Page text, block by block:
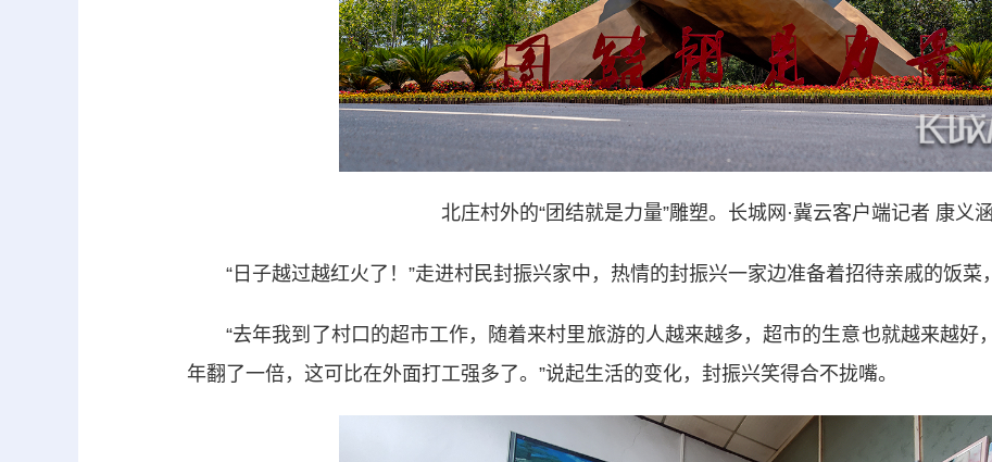
北庄村外的“团结就是力量”雕塑。长城网·冀云客户端记者 康义
“日子越过越红火了！”走进村民封振兴家中，热情的封振兴一家边准备着招待亲戚的饭菜
“去年我到了村口的超市工作，随着来村里旅游的人越来越多，超市的生意也就越来越好
年翻了一倍，这可比在外面打工强多了。”说起生活的变化，封振兴笑得合不拢嘴。